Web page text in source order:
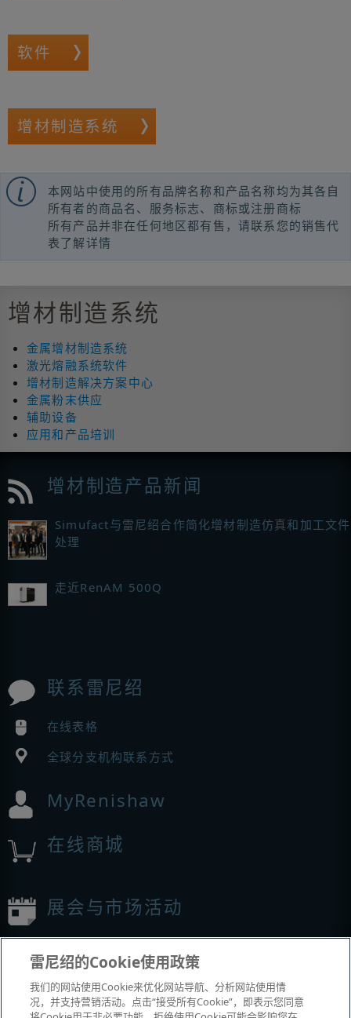
软件
增材制造系统
本网站中使用的所有品牌名称和产品名称均为其各自
所有者的商品名、服务标志、商标或注册商标
所有产品并非在任何地区都有售，请联系您的销售代
表了解详情
增材制造系统
金属增材制造系统
激光熔融系统软件
增材制造解决方案中心
金属粉末供应
辅助设备
应用和产品培训
增材制造产品新闻
Simufact与雷尼绍合作简化增材制造仿真和加工文件
处理
走近RenAM 500Q
联系雷尼绍
在线表格
全球分支机构联系方式
MyRenishaw
在线商城
展会与市场活动
雷尼绍的Cookie使用政策
我们的网站使用Cookie来优化网站导航、分析网站使用情
况，并支持营销活动。点击“接受所有Cookie”，即表示您同意